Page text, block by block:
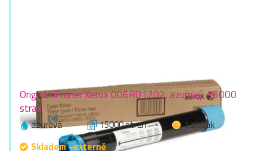
Originální toner Xerox 006R01702, azurový, 15000
stran
azurová 15000 stran
1 zlaťák
Skladem - externě